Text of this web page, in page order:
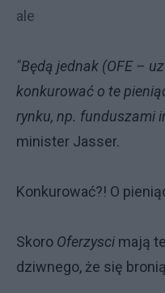
ale
"Będą jednak (OFE –
konkurować o te
rynku, np. funduszami
minister Jasser.
Konkurować?! O
Skoro Oferzysci mają
dziwnego, że się